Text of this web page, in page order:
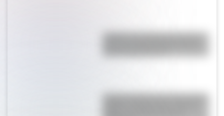
¿Sabías que Argentina tuvo la
alta de Sudamérica?
La gran hazaña del Cruce de los